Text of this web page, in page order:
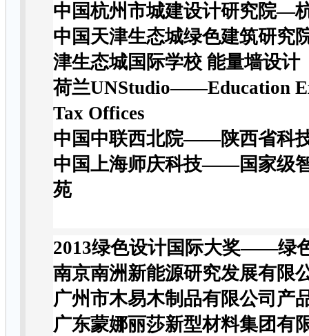
中国杭州市城建设计研究院—
中国天津生态城绿色建筑研
津生态城国际学校 能量墙设计
荷兰UNStudio——Education
Tax Offices
中国中联西北院——陕西省科
中国上海师庆科技——国家级
苑
2013绿色设计国际大奖——绿
南京南洲新能源研究发展有限
广州市木易木制品有限公司产
广东蒙娜丽莎新型材料集团有